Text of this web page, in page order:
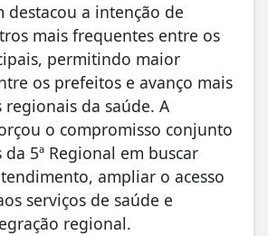
destacou a intenção de
mais frequentes entre os
permitindo maior
os prefeitos e avanço mais
da saúde. A
o compromisso conjunto
5ª Regional em buscar
ampliar o acesso
serviços de saúde e
regional.